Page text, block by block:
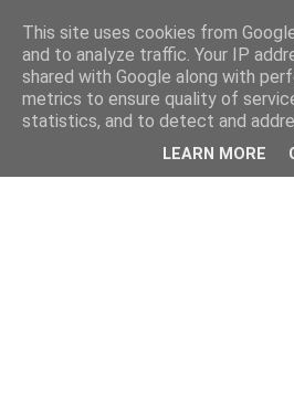
This site uses cookies from
and to analyze traffic. Your IP
shared with Google along with
metrics to ensure quality of
statistics, and to detect and
LEARN MORE